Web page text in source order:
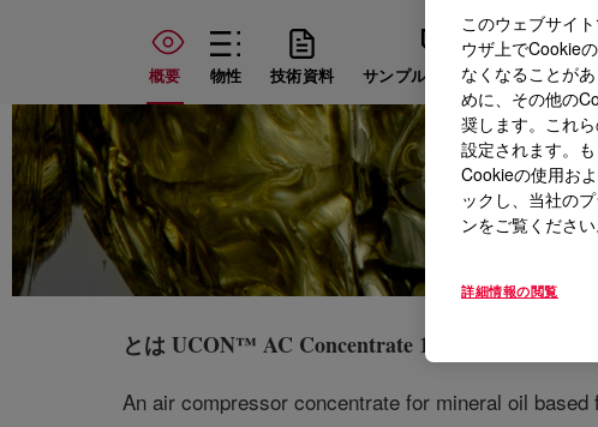
概要 物性 技術資料 サンプル オプション 購入オ
とはUCON™ AC Concentrate 1105
An air compressor concentrate for mineral oil based
このウェブサイ
ウザ上でCookie
なくなることが
めに、その他の
奨します。これ
設定されます。
Cookieの使用お
ックし、当社の
ンをご覧ください
詳細情報の閲覧